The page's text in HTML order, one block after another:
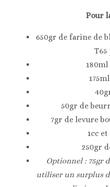
Pour
650gr de farine de
50gr de
7gr de levure
1cc
250gr
Optionnel : 75gr
utiliser un surplus